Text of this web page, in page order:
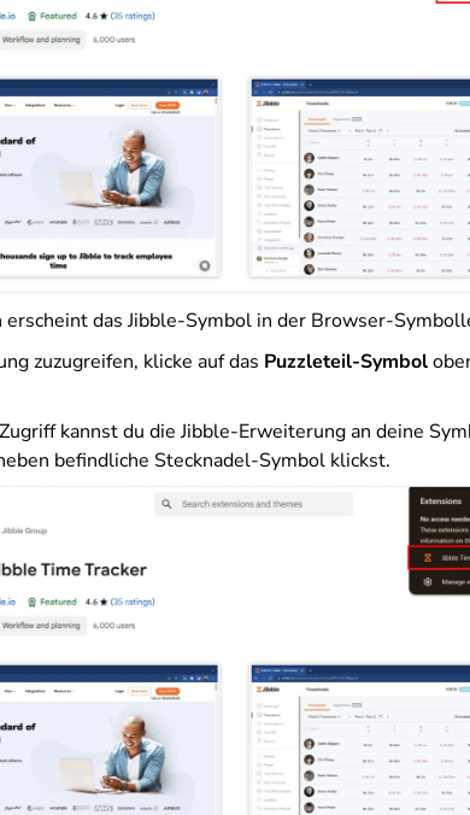
erscheint das Jibble-Symbol in der Browser-
zuzugreifen, klicke auf das Puzzleteil-Symbol
kannst du die Jibble-Erweiterung an deine
befindliche Stecknadel-Symbol klickst.